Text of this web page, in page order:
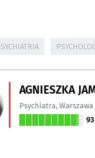
AGNIESZKA
Psychiatra,Warszawa
93